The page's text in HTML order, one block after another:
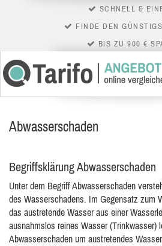
SCHNELL &
FINDE DEN
BIS ZU 900 €
Abwasserschaden
Begriffsklärung Abwasserschaden
Unter dem Begriff Abwasserschaden
des Wasserschadens. Im Gegensatz zum
das austretende Wasser aus einer
ausnahmslos reines Wasser(Trinkwasser)
Abwasserschaden um austretendes